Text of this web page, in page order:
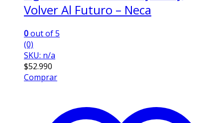
Volver Al Futuro – Neca
0out of 5
(0)
SKU: n/a
$52.990
Comprar